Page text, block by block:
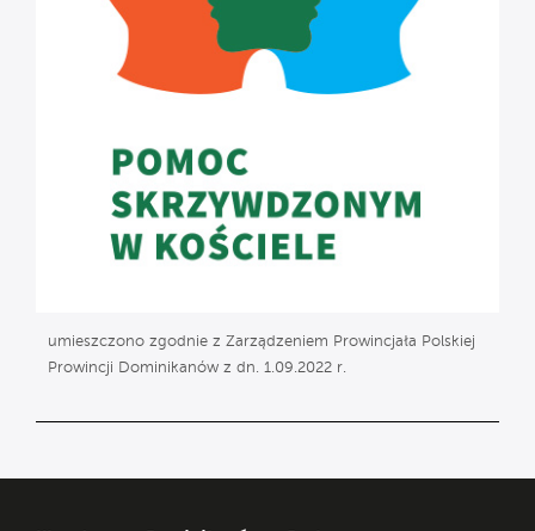
umieszczono zgodnie z Zarządzeniem Prowincjała Polskiej
Prowincji Dominikanów z dn. 1.09.2022 r.